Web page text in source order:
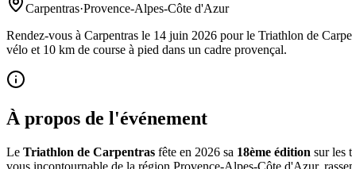
Carpentras·Provence-Alpes-Côte d'Azur
Rendez-vous à Carpentras le 14 juin 2026 pour le Triathlon de
vélo et 10 km de course à pied dans un cadre provençal.
À propos de l'événement
Le Triathlon de Carpentras fête en 2026 sa 18ème édition sur les
vous incontournable de la région Provence-Alpes-Côte d'Azur,